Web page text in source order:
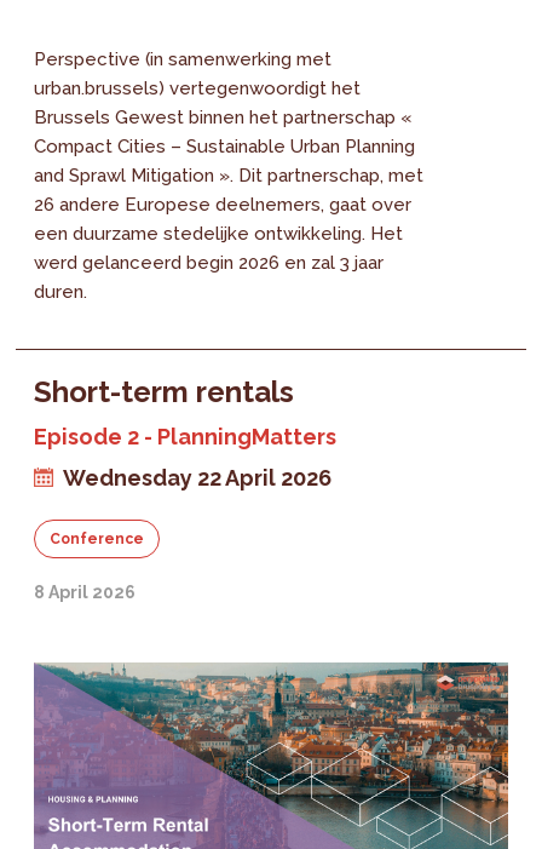
Perspective (in samenwerking met
urban.brussels) vertegenwoordigt het
Brussels Gewest binnen het partnerschap «
Compact Cities – Sustainable Urban Planning
and Sprawl Mitigation ». Dit partnerschap, met
26 andere Europese deelnemers, gaat over
een duurzame stedelijke ontwikkeling. Het
werd gelanceerd begin 2026 en zal 3 jaar
duren.
Short-term rentals
Episode 2 - PlanningMatters
Wednesday 22 April 2026
Conference
8 April 2026